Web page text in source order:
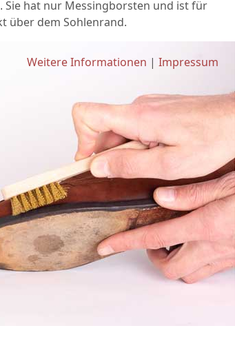
Sie hat nur Messingborsten und ist für
über dem Sohlenrand.
Weitere Informationen | Impressum